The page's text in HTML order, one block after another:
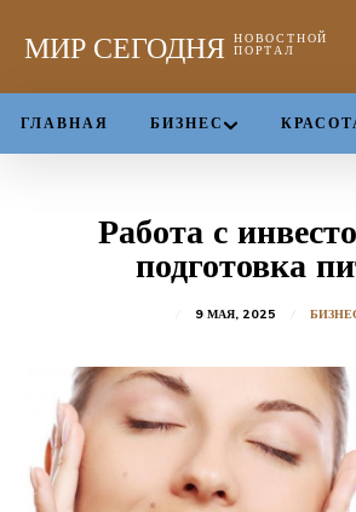
МИР СЕГОДНЯ НОВОСТНОЙ
ПОРТАЛ
ГЛАВНАЯ БИЗНЕС
Работа с
подготовка
9 МАЯ, 2025